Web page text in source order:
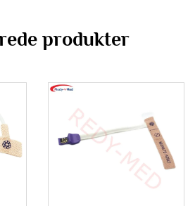
produkter